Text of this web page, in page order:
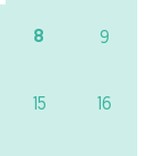
8 9
15 16